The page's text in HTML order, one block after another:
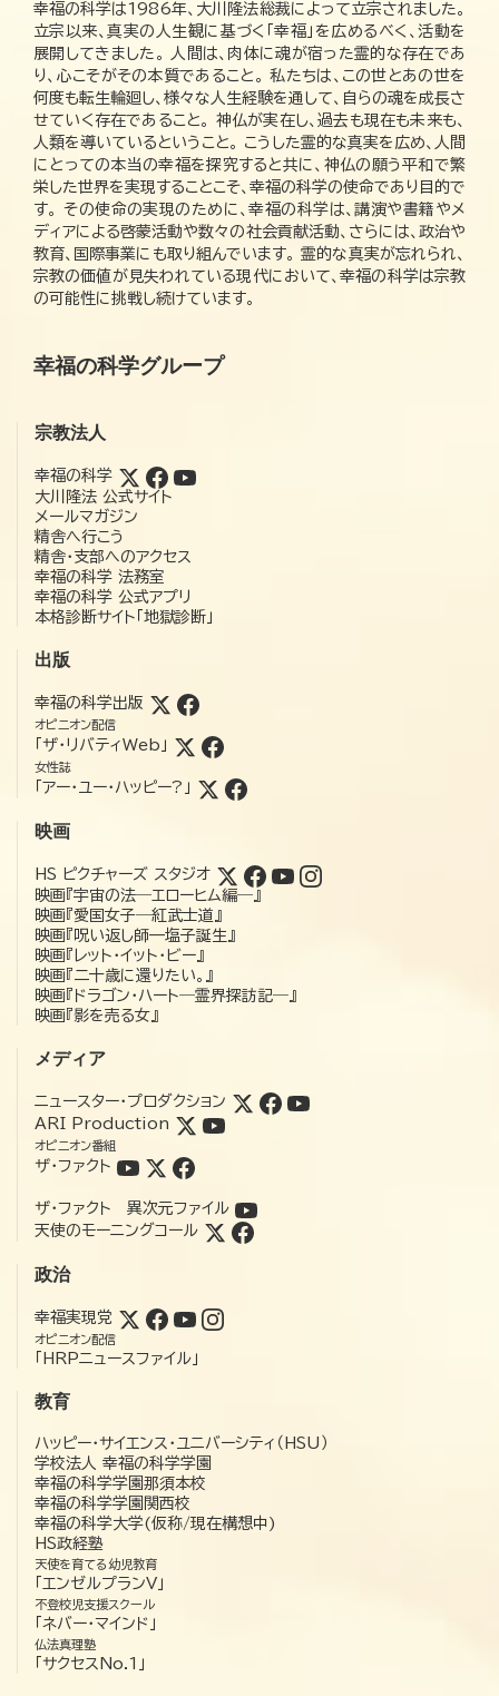
幸福の科学は1986年、大川隆法総裁によって立宗されました。
立宗以来、真実の人生観に基づく「幸福」を広めるべく、活動を
展開してきました。 人間は、肉体に魂が宿った霊的な存在であ
り、心こそがその本質であること。 私たちは、この世とあの世を
何度も転生輪廻し、様々な人生経験を通して、自らの魂を成長さ
せていく存在であること。 神仏が実在し、過去も現在も未来も、
人類を導いているということ。 こうした霊的な真実を広め、人間
にとっての本当の幸福を探究すると共に、神仏の願う平和で繁
栄した世界を実現することこそ、幸福の科学の使命であり目的で
す。 その使命の実現のために、幸福の科学は、講演や書籍やメ
ディアによる啓蒙活動や数々の社会貢献活動、さらには、政治や
教育、国際事業にも取り組んでいます。 霊的な真実が忘れられ、
宗教の価値が見失われている現代において、幸福の科学は宗教
の可能性に挑戦し続けています。
幸福の科学グループ
宗教法人
幸福の科学
大川隆法 公式サイト
メールマガジン
精舎へ行こう
精舎・支部へのアクセス
幸福の科学 法務室
幸福の科学 公式アプリ
本格診断サイト「地獄診断」
出版
幸福の科学出版
オピニオン配信
「ザ・リバティWeb」
女性誌
「アー・ユー・ハッピー?」
映画
HS ピクチャーズ スタジオ
映画『宇宙の法―エローヒム編―』
映画『愛国女子―紅武士道』
映画『呪い返し師—塩子誕生』
映画『レット・イット・ビー』
映画『二十歳に還りたい。』
映画『ドラゴン・ハート―霊界探訪記―』
映画『影を売る女』
メディア
ニュースター・プロダクション
ARI Production
オピニオン番組
ザ・ファクト
ザ・ファクト 異次元ファイル
天使のモーニングコール
政治
幸福実現党
オピニオン配信
「HRPニュースファイル」
教育
ハッピー・サイエンス・ユニバーシティ（HSU）
学校法人 幸福の科学学園
幸福の科学学園那須本校
幸福の科学学園関西校
幸福の科学大学(仮称/現在構想中)
HS政経塾
天使を育てる幼児教育
「エンゼルプランV」
不登校児支援スクール
「ネバー・マインド」
仏法真理塾
「サクセスNo.1」